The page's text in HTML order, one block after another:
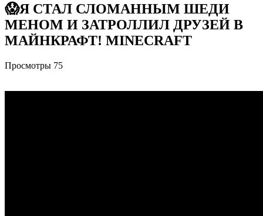
😱Я СТАЛ СЛОМАННЫМ ШЕДИ
МЕНОМ И ЗАТРОЛЛИЛ ДРУЗЕЙ В
МАЙНКРАФТ! MINECRAFT
Просмотры 75